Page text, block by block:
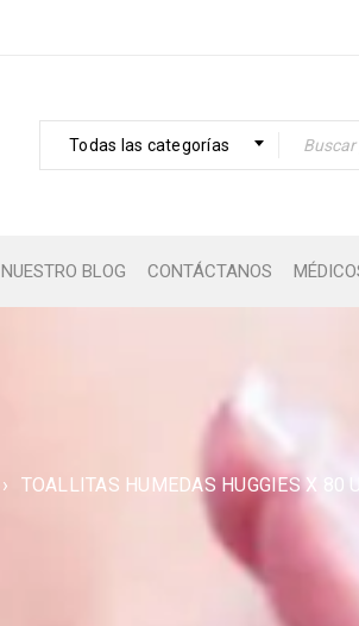
Todas las categorías
NUESTRO BLOG CONTÁCTANOS
› TOALLITAS HUMEDAS HUGGIES X 80